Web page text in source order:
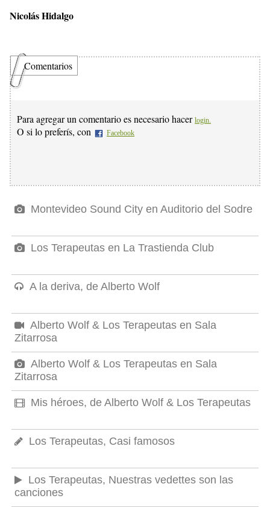
Nicolás Hidalgo
Comentarios
Para agregar un comentario es necesario hacer login.
O si lo preferís, con Facebook
Montevideo Sound City en Auditorio del Sodre
Los Terapeutas en La Trastienda Club
A la deriva, de Alberto Wolf
Alberto Wolf & Los Terapeutas en Sala
Zitarrosa
Alberto Wolf & Los Terapeutas en Sala
Zitarrosa
Mis héroes, de Alberto Wolf & Los Terapeutas
Los Terapeutas, Casi famosos
Los Terapeutas, Nuestras vedettes son las
canciones